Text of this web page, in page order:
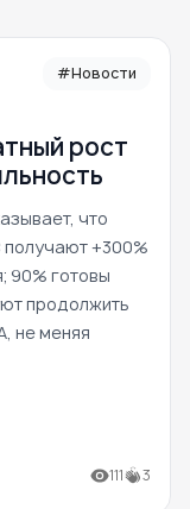
#Новости
рост
что
+300%
90% готовы
продолжить
не меняя
111 3